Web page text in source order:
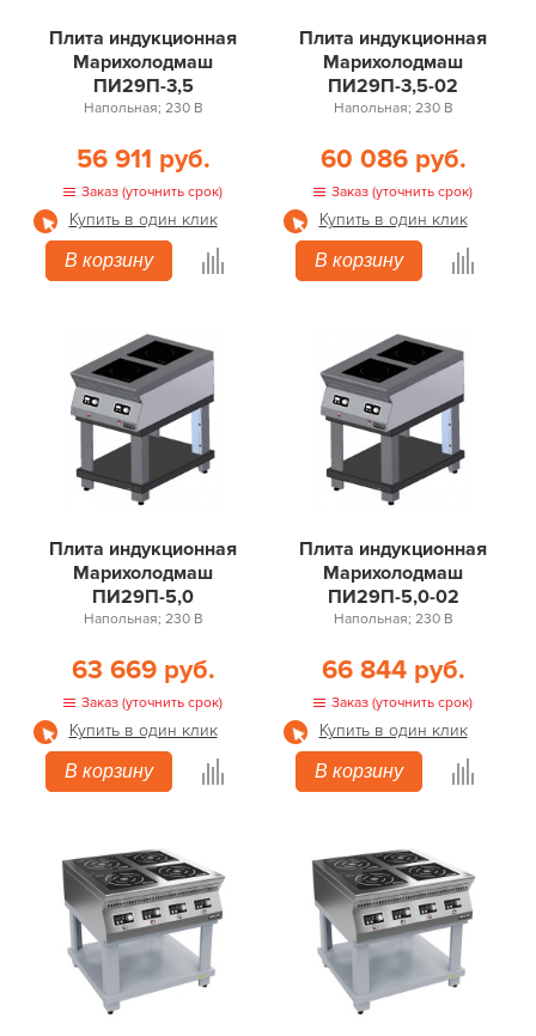
Плита индукционная
Марихолодмаш
ПИ29П-3,5
Напольная; 230 В
56 911 руб.
Заказ (уточнить срок)
Купить в один клик
В корзину
Плита индукционная
Марихолодмаш
ПИ29П-3,5-02
Напольная; 230 В
60 086 руб.
Заказ (уточнить срок)
Купить в один клик
В корзину
Плита индукционная
Марихолодмаш
ПИ29П-5,0
Напольная; 230 В
63 669 руб.
Заказ (уточнить срок)
Купить в один клик
В корзину
Плита индукционная
Марихолодмаш
ПИ29П-5,0-02
Напольная; 230 В
66 844 руб.
Заказ (уточнить срок)
Купить в один клик
В корзину